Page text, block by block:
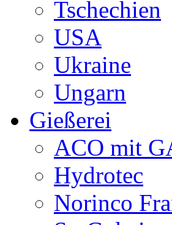
Tschechien
USA
Ukraine
Ungarn
Gießerei
ACO mit
Hydrotec
Norinco